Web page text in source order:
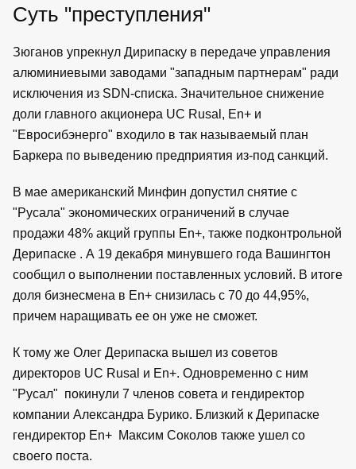
Суть "преступления"
Зюганов упрекнул Дирипаску в передаче управления
алюминиевыми заводами "западным партнерам" ради
исключения из SDN-списка. Значительное снижение
доли главного акционера UC Rusal, En+ и
"Евросибэнерго" входило в так называемый план
Баркера по выведению предприятия из-под санкций.
В мае американский Минфин допустил снятие с
"Русала" экономических ограничений в случае
продажи 48% акций группы En+, также подконтрольной
Дерипаске . А 19 декабря минувшего года Вашингтон
сообщил о выполнении поставленных условий. В итоге
доля бизнесмена в En+ снизилась с 70 до 44,95%,
причем наращивать ее он уже не сможет.
К тому же Олег Дерипаска вышел из советов
директоров UC Rusal и En+. Одновременно с ним
"Русал" покинули 7 членов совета и гендиректор
компании Александра Бурико. Близкий к Дерипаске
гендиректор En+ Максим Соколов также ушел со
своего поста.